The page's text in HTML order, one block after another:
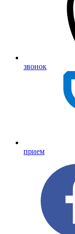
звонок
прием